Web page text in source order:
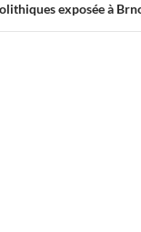
exposée à